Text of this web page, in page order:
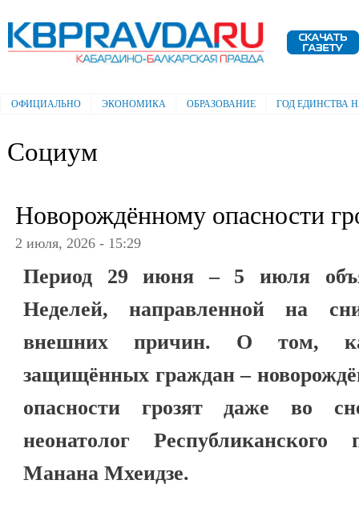
Электронная газета "Кабардино-
Балкарская правда"
Главное меню
ОФИЦИАЛЬНО ЭКОНОМИКА ОБРАЗОВАНИЕ ГОД ЕДИНСТВА
Социум
Новорождённому опасности
2 июля, 2026 - 15:29
Период 29 июня – 5 июля
Неделей, направленной на
внешних причин. О том,
защищённых граждан –
опасности грозят даже во
неонатолог Республиканского
Манана Мхеидзе.